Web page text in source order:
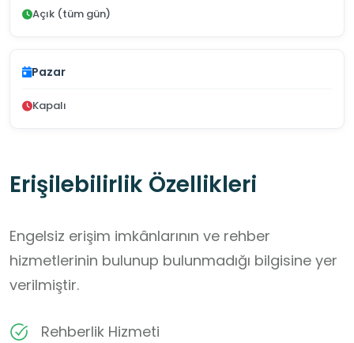
Açık (tüm gün)
Pazar
Kapalı
Erişilebilirlik Özellikleri
Engelsiz erişim imkânlarının ve rehber
hizmetlerinin bulunup bulunmadığı bilgisine yer
verilmiştir.
Rehberlik Hizmeti